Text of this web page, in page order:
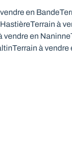
en Bande
Terrain à
vendre en Naninne
Terrain à